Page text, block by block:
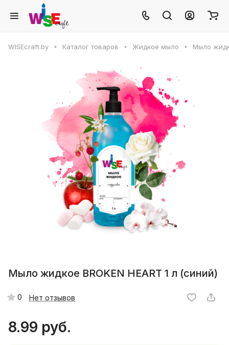
WISEcraft.by Каталог товаров Жидкое мыло Мыло
Мыло жидкое BROKEN HEART 1 л (синий)
0 Нет отзывов
8.99 руб.